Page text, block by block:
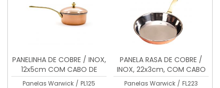
PANELINHA DE COBRE / INOX,
12x5cm COM CABO DE
LATÃO MACIÇO, 560ml
Panelas Warwick / PL125
PANELA RASA DE COBRE /
INOX, 22x3cm, COM CABO
DE LATÃO MACIÇO, 1 litro
Panelas Warwick / FL223